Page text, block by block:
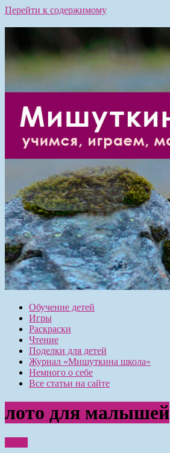
Перейти к содержимому
Обучение детей
Игры
Раскраски
Чтение
Поделки для детей
Журнал «Мишуткина школа»
Немного о себе
Все статьи на сайте
лото для малышей